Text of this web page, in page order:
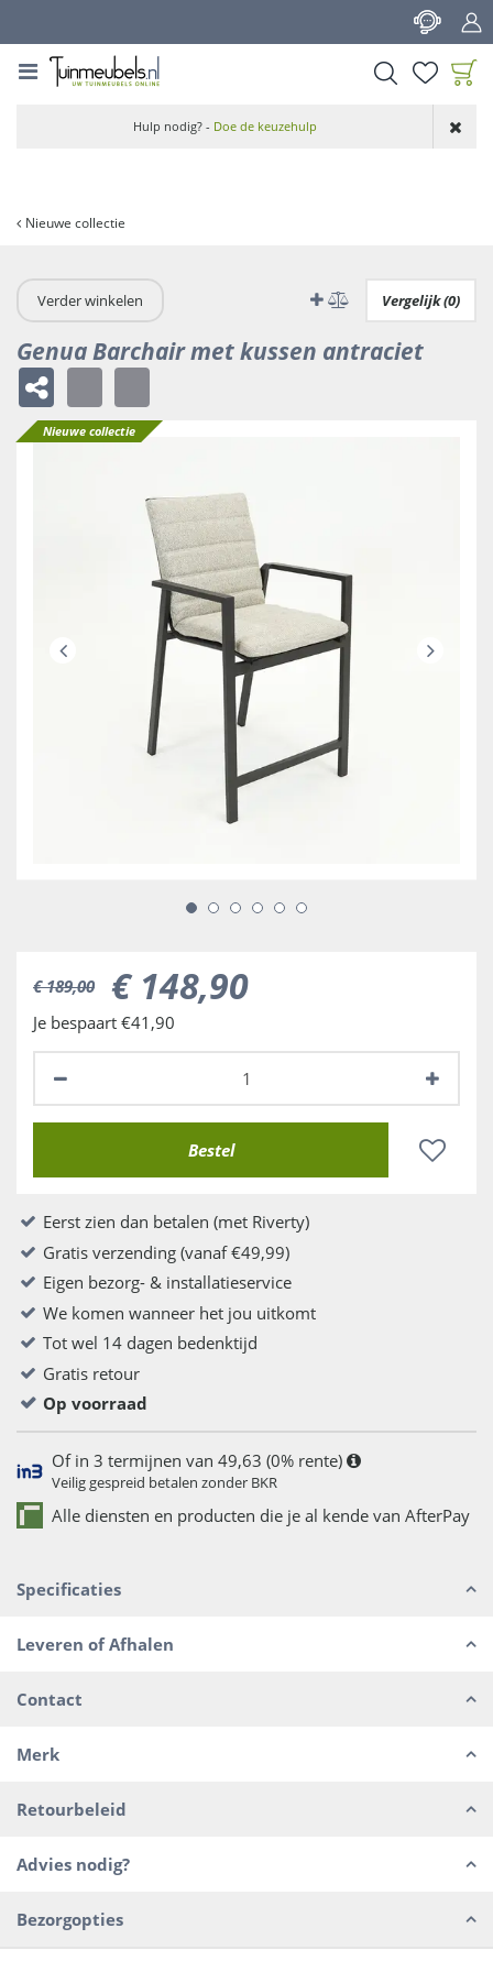
Nieuwe collectie
aan wensenlijst
Hulp nodig? - Doe de keuzehulp
Verder winkelen Vergelijk (0)
Genua Barchair met kussen antraciet
Nieuwe collectie
€ 189,00 € 148,90
Je bespaart €41,90
Eerst zien dan betalen (met Riverty)
Gratis verzending (vanaf €49,99)
Eigen bezorg- & installatieservice
We komen wanneer het jou uitkomt
Tot wel 14 dagen bedenktijd
Gratis retour
Op voorraad
Of in 3 termijnen van 49,63 (0% rente)
Veilig gespreid betalen zonder BKR
Alle diensten en producten die je al kende van AfterPay
Specificaties
Leveren of Afhalen
Contact
Merk
Retourbeleid
Advies nodig?
Bezorgopties